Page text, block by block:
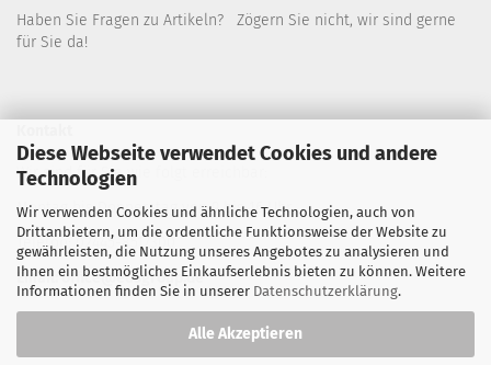
Diese Webseite verwendet Cookies und andere
Technologien
Wir verwenden Cookies und ähnliche Technologien, auch von
Drittanbietern, um die ordentliche Funktionsweise der Website zu
gewährleisten, die Nutzung unseres Angebotes zu analysieren und
Ihnen ein bestmögliches Einkaufserlebnis bieten zu können. Weitere
Informationen finden Sie in unserer Datenschutzerklärung.
Alle Akzeptieren
Haben Sie Fragen zu Artikeln? Zögern Sie nicht, wir sind gerne
für Sie da!
Wir sind für Sie wie folgt erreichbar:
Montag bis Donnerstag von 9 bis 16 Uhr
Telefon: 02445-8517300
Email: office@eosgroup.de